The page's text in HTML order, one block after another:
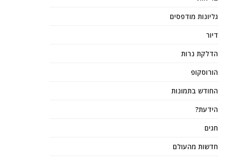
גליונות מודפסים
דיור
הדלקת נרות
הורוסקופ
החודש בתמונות
הידעת?
חגים
חדשות מהעולם